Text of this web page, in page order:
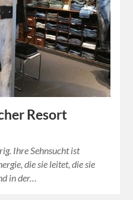
Resort
Ihre Sehnsucht ist
die sie leitet, die sie
in der…